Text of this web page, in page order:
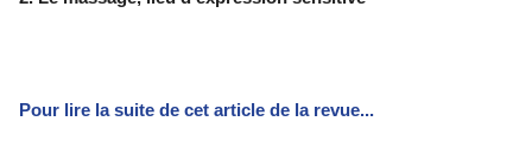
Pour lire la suite de cet article de la revue...